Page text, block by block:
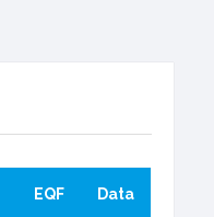
EQF Data